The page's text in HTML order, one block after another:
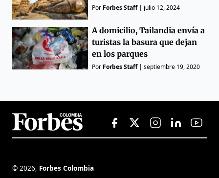
Por Forbes Staff| julio 12, 2024
A domicilio, Tailandia envía a
turistas la basura que dejan
en los parques
Por Forbes Staff|septiembre 19, 2020
© 2026, Forbes Colombia